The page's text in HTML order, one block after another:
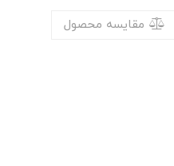
مقایسه محصول